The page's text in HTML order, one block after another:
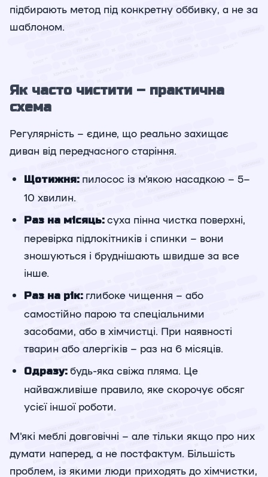
підбирають метод під конкретну оббивку, а не за
шаблоном.
Як часто чистити – практична
схема
Регулярність – єдине, що реально захищає
диван від передчасного старіння.
Щотижня:пилосос із м'якою насадкою – 5–
10 хвилин.
Раз на місяць:суха пінна чистка поверхні,
перевірка підлокітників і спинки – вони
зношуються і бруднішають швидше за все
інше.
Раз на рік:глибоке чищення – або
самостійно парою та спеціальними
засобами, або в хімчистці. При наявності
тварин або алергіків – раз на 6 місяців.
Одразу:будь-яка свіжа пляма. Це
найважливіше правило, яке скорочує обсяг
усієї іншої роботи.
М'які меблі довговічні – але тільки якщо про них
думати наперед, а не постфактум. Більшість
проблем, із якими люди приходять до хімчистки,